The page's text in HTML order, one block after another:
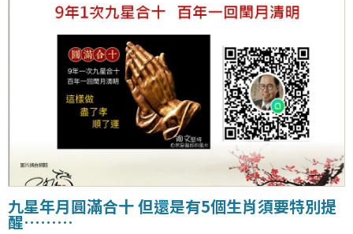
九星年月圓滿合十 但還是有5個生肖須要特別提
醒………